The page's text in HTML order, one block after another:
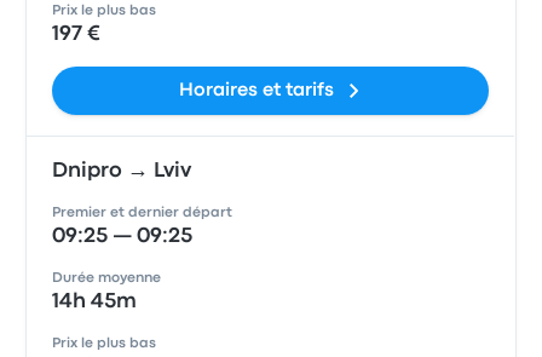
Prix le plus bas
197 €
Horaires et tarifs
Dnipro → Lviv
Premier et dernier départ
09:25 — 09:25
Durée moyenne
14h 45m
Prix le plus bas